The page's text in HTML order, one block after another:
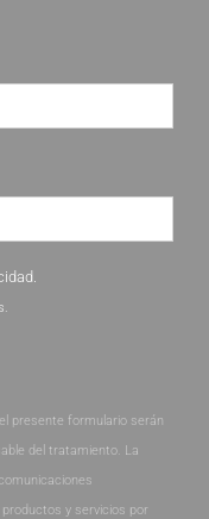
.
presente formulario serán
del tratamiento. La
y servicios por